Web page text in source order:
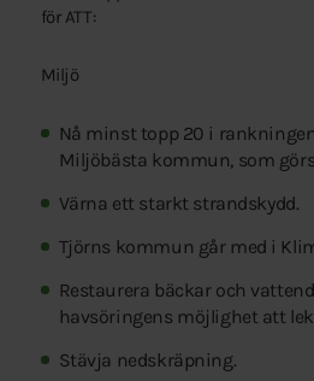
för ATT:
Miljö
Nå minst topp 20 i
Miljöbästa kommun, som
Värna ett starkt strandskydd.
Tjörns kommun går med i
Restaurera bäckar och
havsöringens möjlighet att
Stävja nedskräpning.